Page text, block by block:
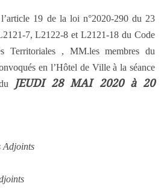
19 de la loi n°2020-290 du 23
7, L2122-8 et L2121-18 du Code
Territoriales , MM.les membres du
en l’Hôtel de Ville à la séance
JEUDI 28 MAI 2020 à 20
Adjoints